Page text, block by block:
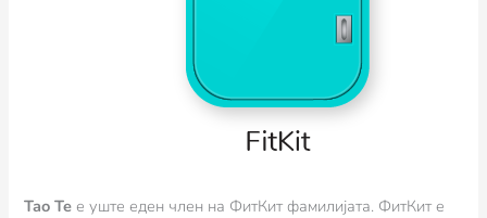
Tao Te е уште еден член на ФитКит фамилијата. ФитКит e